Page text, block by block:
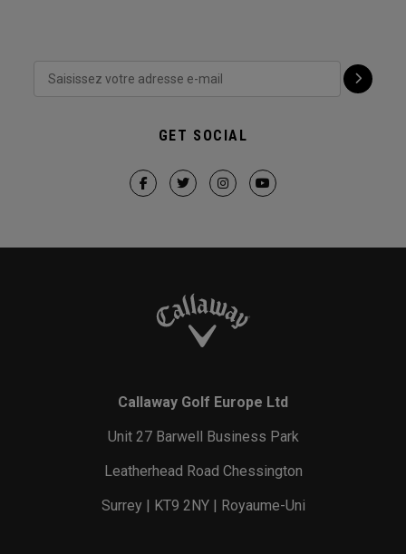
GET SOCIAL
Callaway Golf Europe Ltd
Unit 27 Barwell Business Park
Leatherhead Road Chessington
Surrey | KT9 2NY | Royaume-Uni